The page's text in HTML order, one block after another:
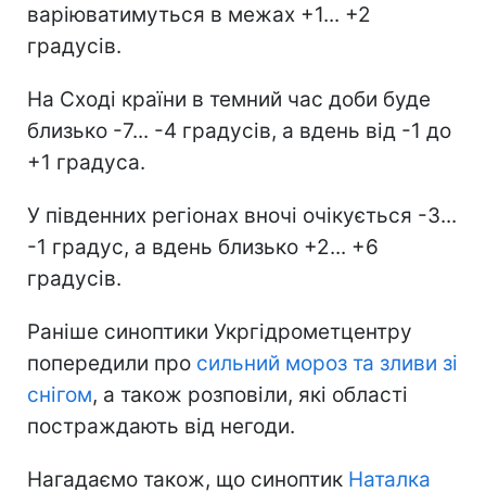
варіюватимуться в межах +1... +2
градусів.
На Сході країни в темний час доби буде
близько -7... -4 градусів, а вдень від -1 до
+1 градуса.
У південних регіонах вночі очікується -3...
-1 градус, а вдень близько +2... +6
градусів.
Раніше синоптики Укргідрометцентру
попередили про сильний мороз та зливи зі
снігом, а також розповіли, які області
постраждають від негоди.
Нагадаємо також, що синоптик Наталка